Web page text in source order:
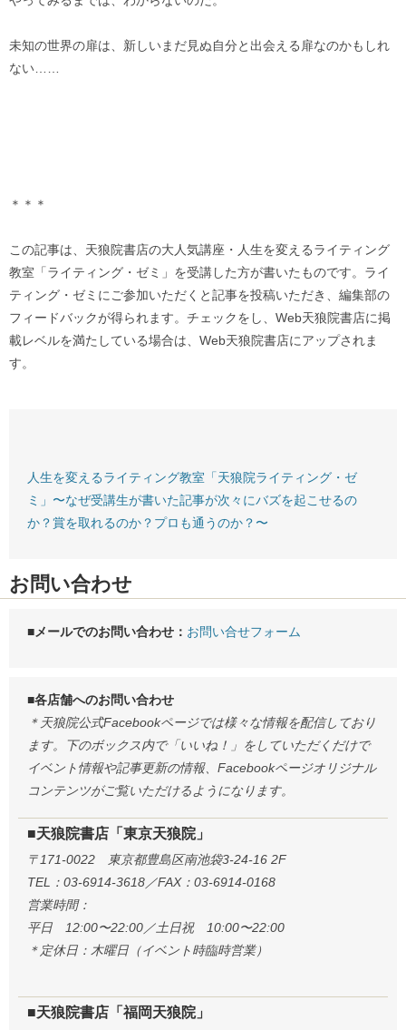
未知の世界の扉は、新しいまだ見ぬ自分と出会える扉なのかもしれ
ない……
＊＊＊
この記事は、天狼院書店の大人気講座・人生を変えるライティング
教室「ライティング・ゼミ」を受講した方が書いたものです。ライ
ティング・ゼミにご参加いただくと記事を投稿いただき、編集部の
フィードバックが得られます。チェックをし、Web天狼院書店に掲
載レベルを満たしている場合は、Web天狼院書店にアップされま
す。
人生を変えるライティング教室「天狼院ライティング・ゼ
ミ」〜なぜ受講生が書いた記事が次々にバズを起こせるの
か？賞を取れるのか？プロも通うのか？〜
お問い合わせ
■メールでのお問い合わせ： お問い合せフォーム
■各店舗へのお問い合わせ
＊天狼院公式Facebookページでは様々な情報を配信しており
ます。下のボックス内で「いいね！」をしていただくだけで
イベント情報や記事更新の情報、Facebookページオリジナル
コンテンツがご覧いただけるようになります。
■天狼院書店「東京天狼院」
〒171-0022 東京都豊島区南池袋3-24-16 2F
TEL：03-6914-3618／FAX：03-6914-0168
営業時間：
平日 12:00〜22:00／土日祝 10:00〜22:00
＊定休日：木曜日（イベント時臨時営業）
■天狼院書店「福岡天狼院」